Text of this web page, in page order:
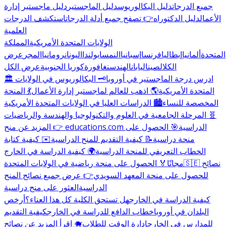
جميع الدرجاتدليل البكالوريوسدليل الماجستير دليل ماجستير إدارة
الأعمالدليل الدكتوراه👉 تصفح جميع أدلة الدرجاتاستكشف الدرجات
العلمية
الولايات المتحدة الأمريكيةالمملكة
المتحدةألمانياإيطاليافرنساإسبانياالنمسابولندااليونانرومانياالمجر عرض
الكلالصيناليابانالهندسنغافورةكوريا الجنوبيةعرض الكل
🏛️ ادرس درجة الماجستير في أوروبا🗝️ البكالوريوس في الولايات
المتحدة الأمريكية🌎 اذهب للعالم لماجستير إدارة الأعمال💃 المنحة
المخصصة للنساء🏙️ الدراسات العليا في الولايات المتحدة الأمريكية
🧬 المرحلة الجامعية في العلوم والتكنولوجيا والهندسة والرياضيات
👉 المزيد عن منح educations.com الدراسية🎯 الحصول على
منحة دراسية📝 كيفية التقديم للمنح الدراسية✉️ كيفية كتابة
الخطاب التعريفي للمنحة الدراسية🌍 كيفية الدراسة في الخارج
مجانًا 🏅 الحصول على منحة رياضية في الولايات المتحدة
🇸🇪 نصائح
للحصول على منحة المعهد السويدي👉 عرض جميع نصائح المنح
الدراسيةالعثور على منح دراسية
كيفية الدراسة في الخارجهل تستحق الكلية كل هذا العناء؟أرخص
البلدان في أوروباخطاب الدافع للدراسة في الخارجكيفية التقديم
للمدارس في الخارجإدارة الوقت للطلاب🐗 اقرأ المزيد عن نصائح